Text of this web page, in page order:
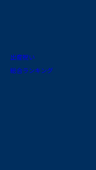
出産祝い
総合ランキング